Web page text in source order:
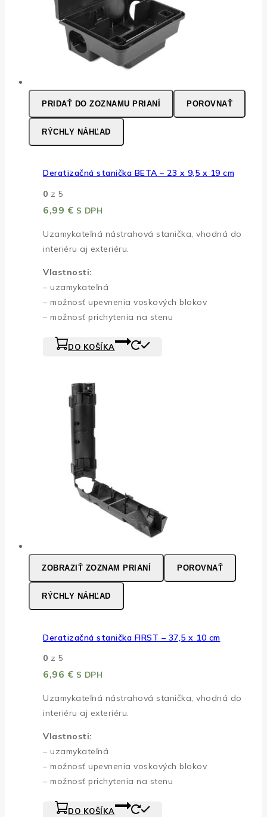
PRIDAŤ DO ZOZNAMU PRIANÍ POROVNAŤ
RÝCHLY NÁHĽAD
Deratizačná stanička BETA – 23 x 9,5 x 19 cm
0 z 5
6,99 € S DPH
Uzamykateľná nástrahová stanička, vhodná do
interiéru aj exteriéru.
Vlastnosti:
– uzamykateľná
– možnosť upevnenia voskových blokov
– možnosť prichytenia na stenu
DO KOŠÍKA
ZOBRAZIŤ ZOZNAM PRIANÍ POROVNAŤ
RÝCHLY NÁHĽAD
Deratizačná stanička FIRST – 37,5 x 10 cm
0 z 5
6,96 € S DPH
Uzamykateľná nástrahová stanička, vhodná do
interiéru aj exteriéru.
Vlastnosti:
– uzamykateľná
– možnosť upevnenia voskových blokov
– možnosť prichytenia na stenu
DO KOŠÍKA